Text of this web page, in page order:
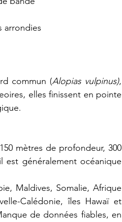
arrondies
commun (Alopias vulpinus),
elles finissent en pointe
mètres de profondeur, 300
est généralement océanique
Maldives, Somalie, Afrique
Calédonie, îles Hawaï et
de données fiables, en